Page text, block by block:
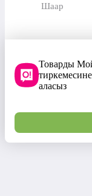
Шаар
Товарды
аласыз